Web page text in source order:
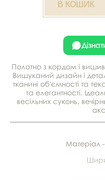
Полотно з кордом і
Вишуканий дизайн і
тканині об'ємності та
та елегантності.
весільних суконь,
Матеріал